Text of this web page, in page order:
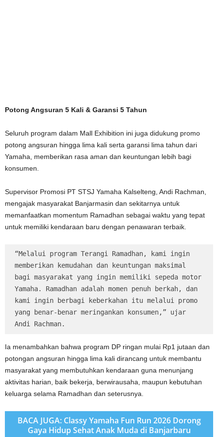
Potong Angsuran 5 Kali & Garansi 5 Tahun
Seluruh program dalam Mall Exhibition ini juga didukung promo
potong angsuran hingga lima kali serta garansi lima tahun dari
Yamaha, memberikan rasa aman dan keuntungan lebih bagi
konsumen.
Supervisor Promosi PT STSJ Yamaha Kalselteng, Andi Rachman,
mengajak masyarakat Banjarmasin dan sekitarnya untuk
memanfaatkan momentum Ramadhan sebagai waktu yang tepat
untuk memiliki kendaraan baru dengan penawaran terbaik.
“Melalui program Terangi Ramadhan, kami ingin
memberikan kemudahan dan keuntungan maksimal
bagi masyarakat yang ingin memiliki sepeda motor
Yamaha. Ramadhan adalah momen penuh berkah, dan
kami ingin berbagi keberkahan itu melalui promo
yang benar-benar meringankan konsumen,” ujar
Andi Rachman.
Ia menambahkan bahwa program DP ringan mulai Rp1 jutaan dan
potongan angsuran hingga lima kali dirancang untuk membantu
masyarakat yang membutuhkan kendaraan guna menunjang
aktivitas harian, baik bekerja, berwirausaha, maupun kebutuhan
keluarga selama Ramadhan dan seterusnya.
BACA JUGA: Classy Yamaha Fun Run 2026 Dorong
Gaya Hidup Sehat Anak Muda di Banjarbaru